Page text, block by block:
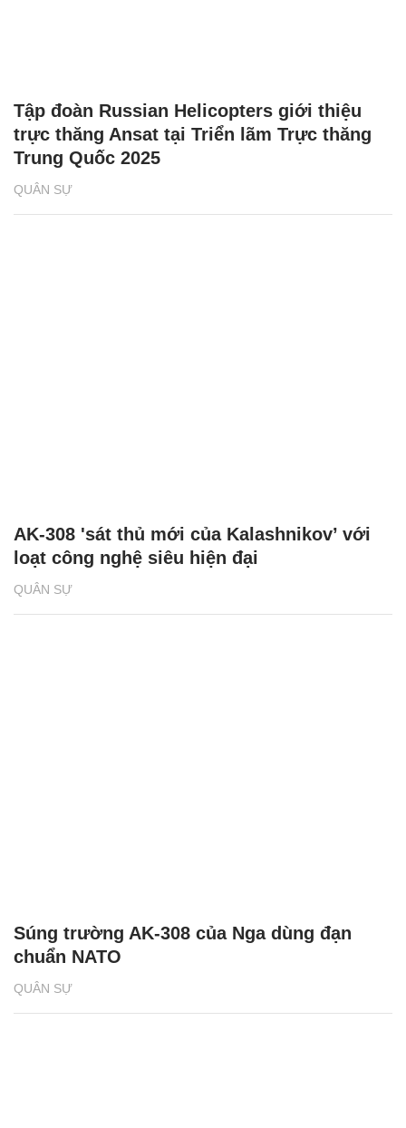
QUÂN SỰ
Tập đoàn Russian Helicopters giới thiệu
trực thăng Ansat tại Triển lãm Trực thăng
Trung Quốc 2025
QUÂN SỰ
AK-308 'sát thủ mới của Kalashnikov’ với
loạt công nghệ siêu hiện đại
QUÂN SỰ
Súng trường AK-308 của Nga dùng đạn
chuẩn NATO